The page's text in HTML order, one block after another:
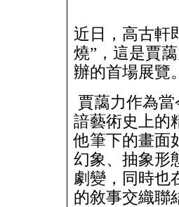
近日，高古軒
燒”，這是賈
辦的首場展覽
賈藹力作為
諳藝術史上的
他筆下的畫面
幻象、抽象形
劇變，同時也
的敘事交織聯